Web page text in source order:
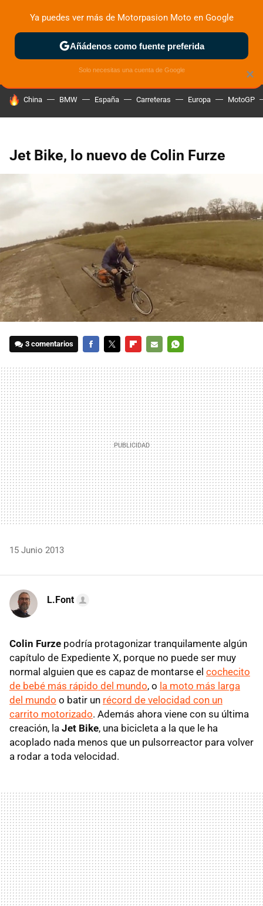
ZONA DE PRUEBAS DEPORTIVAS MOTOS ELÉCTRICAS
HOY SE HABLA DE
China BMW España Carreteras Europa MotoGP
Jet Bike, lo nuevo de Colin Furze
3 comentarios
MAIL
15 Junio 2013
L.Font
Colin Furze podría protagonizar tranquilamente algún
capítulo de Expediente X, porque no puede ser muy
normal alguien que es capaz de montarse el cochecito
de bebé más rápido del mundo, o la moto más larga
del mundo o batir un récord de velocidad con un
carrito motorizado. Además ahora viene con su última
creación, la Jet Bike, una bicicleta a la que le ha
acoplado nada menos que un pulsorreactor para volver
a rodar a toda velocidad.
×
Ya puedes ver más de Motorpasion Moto en Google
Añádenos como fuente preferida
Solo necesitas una cuenta de Google